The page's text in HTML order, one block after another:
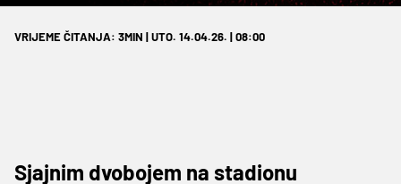
VRIJEME ČITANJA: 3MIN | UTO. 14.04.26. | 08:00
Sjajnim dvobojem na stadionu